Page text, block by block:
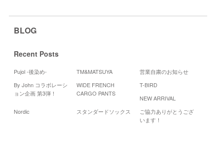
BLOG
Recent Posts
Pujol -後染め- TM&MATSUYA
営業自粛のお知らせ
By John コラボレーシ
ョン企画 第3弾！
WIDE FRENCH
CARGO PANTS
T-BIRD
NEW ARRIVAL
Nordic
スタンダードソックス
ご協力ありがとうござ
います！